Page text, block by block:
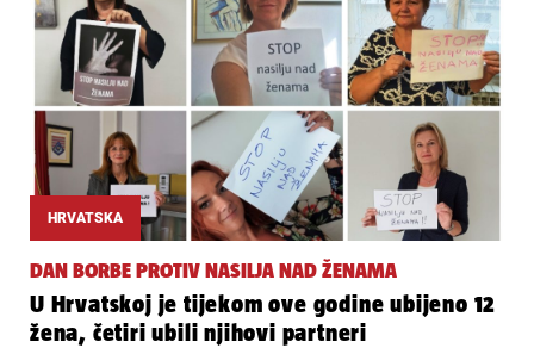
HRVATSKA
DAN BORBE PROTIV NASILJA NAD ŽENAMA
U Hrvatskoj je tijekom ove godine ubijeno 12
žena, četiri ubili njihovi partneri